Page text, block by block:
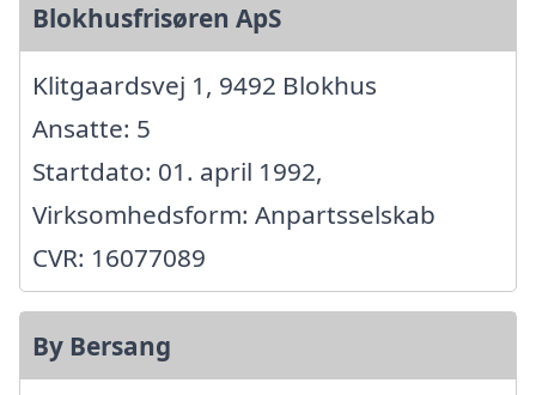
Blokhusfrisøren ApS
Klitgaardsvej 1, 9492 Blokhus
Ansatte: 5
Startdato: 01. april 1992,
Virksomhedsform: Anpartsselskab
CVR: 16077089
By Bersang